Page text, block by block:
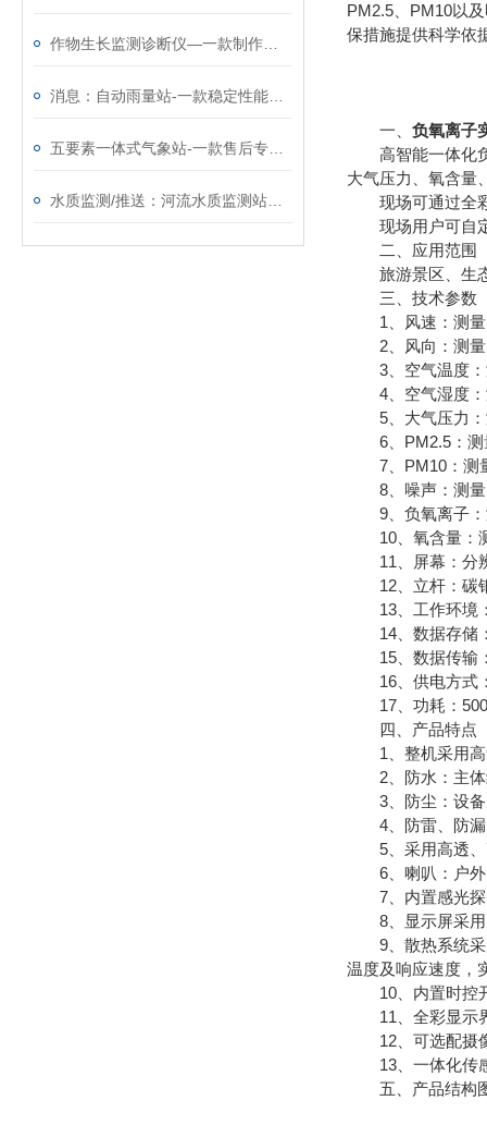
PM2.5、PM10以
保措施提供科学依
一、 负氧离子
高智能一体化负
大气压力、氧含量
现场可通过全彩
现场用户可自定
二、应用范围
旅游景区、生态
三、技术参数
1、风速：测量
2、风向：测量
3、空气温度：
4、空气湿度：
5、大气压力：
6、PM2.5：测
7、PM10：测量
8、噪声：测量
9、负氧离子：
10、氧含量：测
11、屏幕：分辨
12、立杆：碳钢
13、工作环境
14、数据存储：
15、数据传输
16、供电方式
17、功耗：
四、产品特点
1、整机采用高
2、防水：主体
3、防尘：设备
4、防雷、防漏
5、采用高透、
6、喇叭：户外
7、内置感光探
8、显示屏采用
9、散热系统采
温度及响应速度，
10、内置时控开
11、全彩显示界
12、可选配摄像
13、一体化传感
五、产品结构